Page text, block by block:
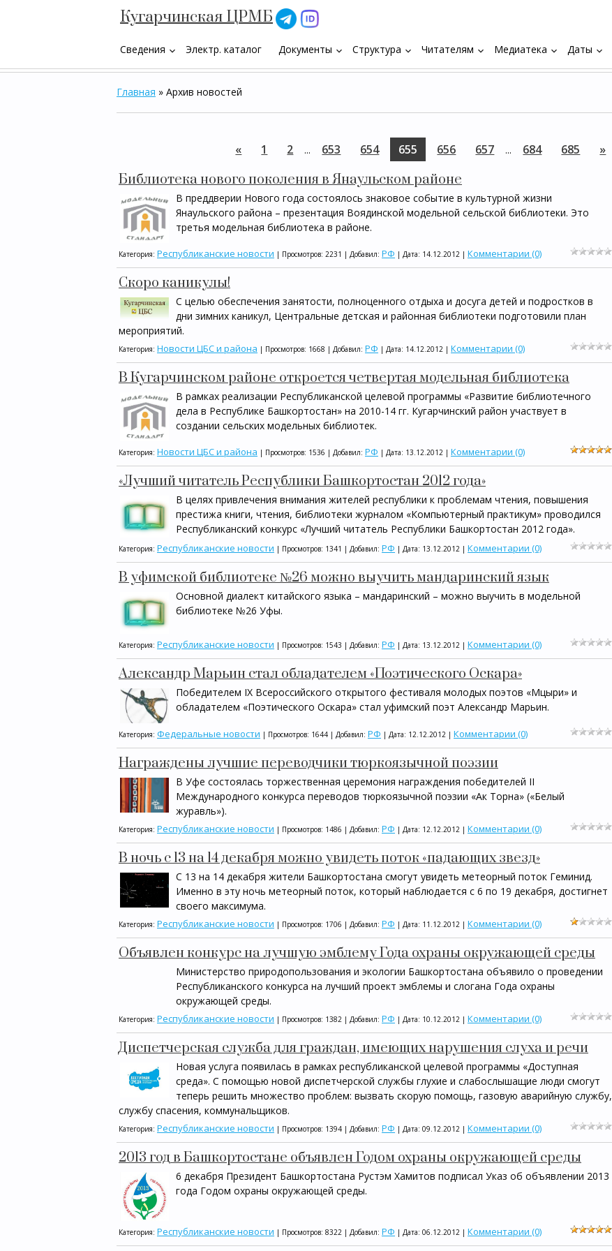
Кугарчинская ЦРМБ
Сведения keyboard_arrow_down Электр. каталог Документы keyboard_arrow_down Структура keyboard_arrow_down Читателям keyboard_arrow_down Медиатека keyboard_arrow_down Даты keyboard_arrow_down
Главная » Архив новостей
« 1 2 ... 653 654 655 656 657 ... 684 685 »
Библиотека нового поколения в Янаульском районе
В преддверии Нового года состоялось знаковое событие в культурной жизни
Янаульского района – презентация Воядинской модельной сельской библиотеки. Это
третья модельная библиотека в районе.
Категория: Республиканские новости | Просмотров: 2231 | Добавил: РФ | Дата: 14.12.2012 | Комментарии (0)
Скоро каникулы!
С целью обеспечения занятости, полноценного отдыха и досуга детей и подростков в
дни зимних каникул, Центральные детская и районная библиотеки подготовили план
мероприятий.
Категория: Новости ЦБС и района | Просмотров: 1668 | Добавил: РФ | Дата: 14.12.2012 | Комментарии (0)
В Кугарчинском районе откроется четвертая модельная библиотека
В рамках реализации Республиканской целевой программы «Развитие библиотечного
дела в Республике Башкортостан» на 2010-14 гг. Кугарчинский район участвует в
создании сельских модельных библиотек.
Категория: Новости ЦБС и района | Просмотров: 1536 | Добавил: РФ | Дата: 13.12.2012 | Комментарии (0)
«Лучший читатель Республики Башкортостан 2012 года»
В целях привлечения внимания жителей республики к проблемам чтения, повышения
престижа книги, чтения, библиотеки журналом «Компьютерный практикум» проводился
Республиканский конкурс «Лучший читатель Республики Башкортостан 2012 года».
Категория: Республиканские новости | Просмотров: 1341 | Добавил: РФ | Дата: 13.12.2012 | Комментарии (0)
В уфимской библиотеке №26 можно выучить мандаринский язык
Основной диалект китайского языка – мандаринский – можно выучить в модельной
библиотеке №26 Уфы.
Категория: Республиканские новости | Просмотров: 1543 | Добавил: РФ | Дата: 13.12.2012 | Комментарии (0)
Александр Марьин стал обладателем «Поэтического Оскара»
Победителем IX Всероссийского открытого фестиваля молодых поэтов «Мцыри» и
обладателем «Поэтического Оскара» стал уфимский поэт Александр Марьин.
Категория: Федеральные новости | Просмотров: 1644 | Добавил: РФ | Дата: 12.12.2012 | Комментарии (0)
Награждены лучшие переводчики тюркоязычной поэзии
В Уфе состоялась торжественная церемония награждения победителей II
Международного конкурса переводов тюркоязычной поэзии «Ак Торна» («Белый
журавль»).
Категория: Республиканские новости | Просмотров: 1486 | Добавил: РФ | Дата: 12.12.2012 | Комментарии (0)
В ночь с 13 на 14 декабря можно увидеть поток «падающих звезд»
С 13 на 14 декабря жители Башкортостана смогут увидеть метеорный поток Геминид.
Именно в эту ночь метеорный поток, который наблюдается с 6 по 19 декабря, достигнет
своего максимума.
Категория: Республиканские новости | Просмотров: 1706 | Добавил: РФ | Дата: 11.12.2012 | Комментарии (0)
Объявлен конкурс на лучшую эмблему Года охраны окружающей среды
Министерство природопользования и экологии Башкортостана объявило о проведении
Республиканского конкурса на лучший проект эмблемы и слогана Года охраны
окружающей среды.
Категория: Республиканские новости | Просмотров: 1382 | Добавил: РФ | Дата: 10.12.2012 | Комментарии (0)
Диспетчерская служба для граждан, имеющих нарушения слуха и речи
Новая услуга появилась в рамках республиканской целевой программы «Доступная
среда». С помощью новой диспетчерской службы глухие и слабослышащие люди смогут
теперь решить множество проблем: вызвать скорую помощь, газовую аварийную службу,
службу спасения, коммунальщиков.
Категория: Республиканские новости | Просмотров: 1394 | Добавил: РФ | Дата: 09.12.2012 | Комментарии (0)
2013 год в Башкортостане объявлен Годом охраны окружающей среды
6 декабря Президент Башкортостана Рустэм Хамитов подписал Указ об объявлении 2013
года Годом охраны окружающей среды.
Категория: Республиканские новости | Просмотров: 8322 | Добавил: РФ | Дата: 06.12.2012 | Комментарии (0)